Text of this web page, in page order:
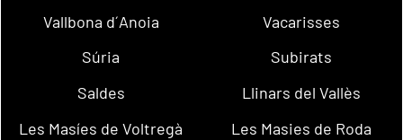
Vallbona d´Anoia
Vacarisses
Súria
Subirats
Saldes
Llinars del Vallès
Les Masíes de Voltregà
Les Masies de Roda